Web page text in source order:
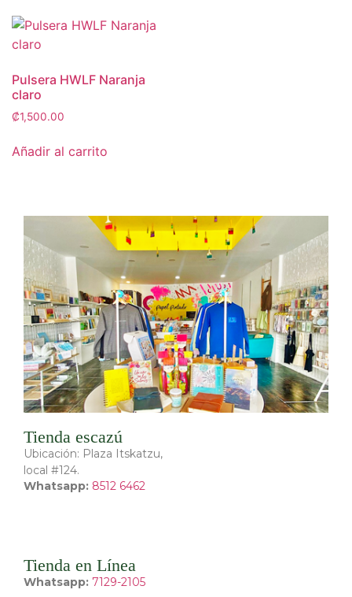
Pulsera HWLF Naranja
claro
₡1,500.00
Añadir al carrito
Tienda escazú
Ubicación: Plaza Itskatzu,
local #124.
Whatsapp: 8512 6462
Tienda en Línea
Whatsapp: 7129-2105